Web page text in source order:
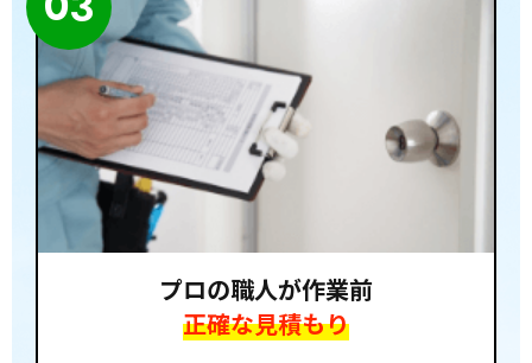
プロの職人が作業前
正確な見積もり